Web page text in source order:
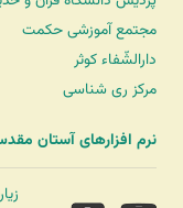
مجتمع آموزشی حکمت
دارالشّفاء کوثر
مرکز ری شناسی
نرم افزارهای آستان